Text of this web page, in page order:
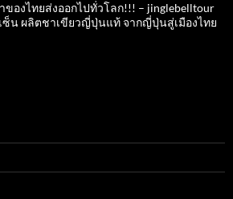
องไทยส่งออกไปทั่วโลก!!! – jinglebelltour
ซ็น ผลิตชาเขียวญี่ปุ่นแท้ จากญี่ปุ่นสู่เมืองไทย